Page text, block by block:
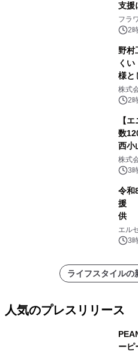
支援
フラ
2
野村
く
様と
こだ
株式
2
【
数
西小
株式
3
令和
援
供
エル
3
ライフスタイルの
人気のプレスリリース
ーピ